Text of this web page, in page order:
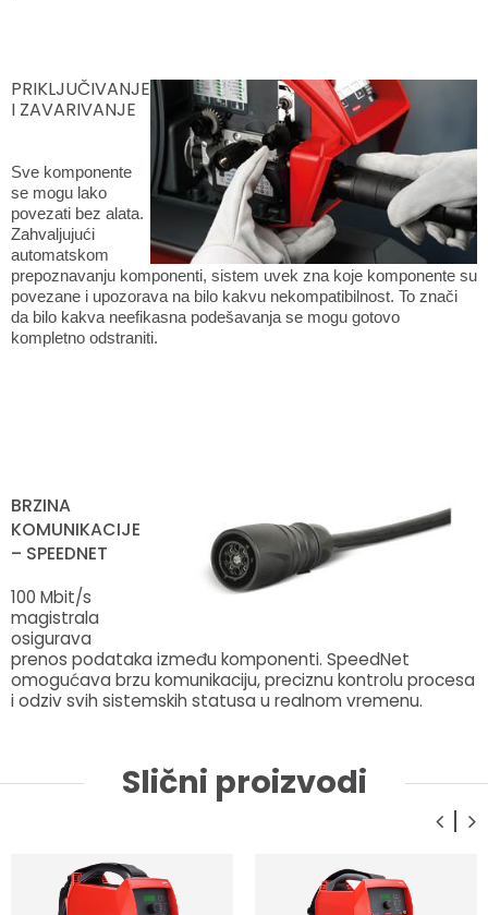
PRIKLJUČIVANJE
I ZAVARIVANJE
Sve komponente
se mogu lako
povezati bez alata.
Zahvaljujući
automatskom
prepoznavanju komponenti, sistem uvek zna koje komponente su
povezane i upozorava na bilo kakvu nekompatibilnost. To znači
da bilo kakva neefikasna podešavanja se mogu gotovo
kompletno odstraniti.
BRZINA
KOMUNIKACIJE
– SPEEDNET
100 Mbit/s
magistrala
osigurava
prenos podataka između komponenti. SpeedNet
omogućava brzu komunikaciju, preciznu kontrolu procesa
i odziv svih sistemskih statusa u realnom vremenu.
Slični proizvodi